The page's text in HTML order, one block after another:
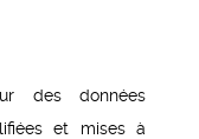
des données
et mises à